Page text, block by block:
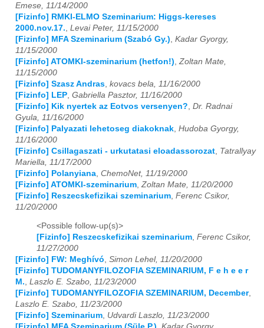
2010 01 02 03 04 05 06 07 08 09 10 11 12
2011 01 02 03 04 05 06 07 08 09 10 11 12
2012 01 02 03 04 05 06 07 08 09 10 11 12
2013 01 02 03 04 05 06 08 09 10 11
2014 01 02 03 04
2015 01 02
2016 01 02 03 04 05
2017 01 02 03 04 05 06 07 08 09 10 11 12
2018 01 02
01 02 03 04 06 07 08 12
2020 01 02 03 04 05 06 07 08 09 10 11 12
2021 01 02 03 04 05 06 07 08
2022 01 02 03 04 05 06 07
Emese, 11/14/2000
[Fizinfo] RMKI-ELMO Szeminarium: Higgs-kereses
2000.nov.17. Levai Peter, 11/15/2000
[Fizinfo] MFA Szeminarium (Szabó Gy.) Kadar Gyorgy,
11/15/2000
[Fizinfo] ATOMKI-szeminarium (hetfon!) Zoltan Mate,
11/15/2000
[Fizinfo] Szasz Andras kovacs bela, 11/16/2000
[Fizinfo] LEP Gabriella Pasztor, 11/16/2000
[Fizinfo] Kik nyertek az Eotvos versenyen? Dr. Radnai
Gyula, 11/16/2000
[Fizinfo] Palyazati lehetoseg diakoknak Hudoba Gyorgy,
11/16/2000
[Fizinfo] Csillagaszati - urkutatasi eloadassorozat Tatrallyay
Mariella, 11/17/2000
[Fizinfo] Polanyiana ChemoNet, 11/19/2000
[Fizinfo] ATOMKI-szeminarium Zoltan Mate, 11/20/2000
[Fizinfo] Reszecskefizikai szeminarium Ferenc Csikor,
11/20/2000
<Possible follow-up(s)>
[Fizinfo] Reszecskefizikai szeminarium, Ferenc Csikor,
11/27/2000
[Fizinfo] FW: Meghívó, Simon Lehel, 11/20/2000
[Fizinfo] TUDOMANYFILOZOFIA SZEMINARIUM, F e h e e r
M., Laszlo E. Szabo, 11/23/2000
[Fizinfo] TUDOMANYFILOZOFIA SZEMINARIUM, December,
Laszlo E. Szabo, 11/23/2000
[Fizinfo] Szeminarium, Udvardi Laszlo, 11/23/2000